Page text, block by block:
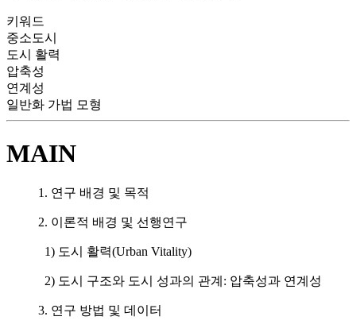
키워드
중소도시
도시 활력
압축성
연계성
일반화 가법 모형
MAIN
1. 연구 배경 및 목적
2. 이론적 배경 및 선행연구
1) 도시 활력(Urban Vitality)
2) 도시 구조와 도시 성과의 관계: 압축성과 연계성
3. 연구 방법 및 데이터